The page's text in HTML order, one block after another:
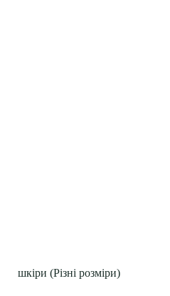
шкіри (Різні розміри)